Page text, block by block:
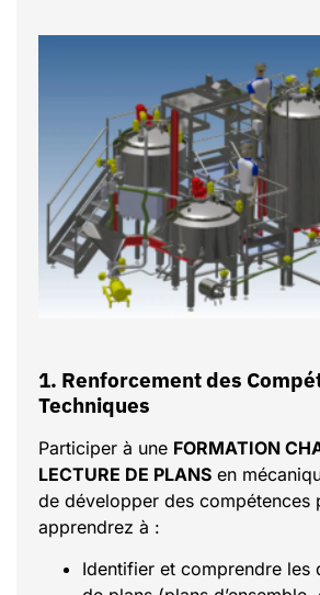
1. Renforcement des Compétences
Techniques
Participer à une FORMATION
LECTURE DE PLANS en
de développer des compétences
apprendrez à :
Identifier et comprendre les